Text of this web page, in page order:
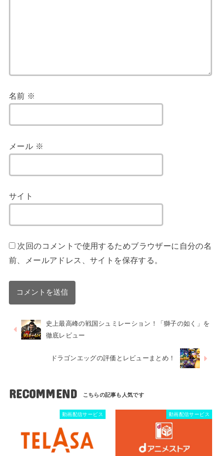
名前 ※
メール ※
サイト
次回のコメントで使用するためブラウザーに自分の名
前、メールアドレス、サイトを保存する。
史上最高峰の戦国シュミレーション！「獅子の如く」を
徹底レビュー
ドラゴンエッグの評価とレビューまとめ！
RECOMMEND
動画配信サービス 動画配信サービス